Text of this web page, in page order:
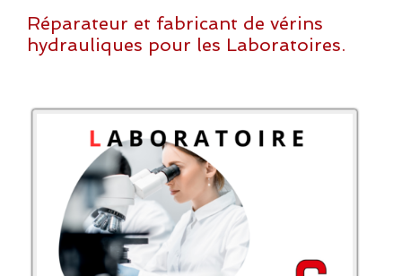
Réparateur et fabricant de vérins
hydrauliques pour les Laboratoires.